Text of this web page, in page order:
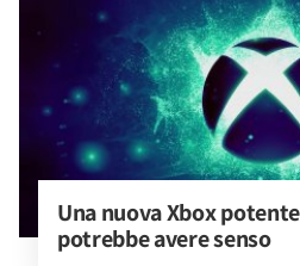
Una nuova Xbox
potrebbe avere senso